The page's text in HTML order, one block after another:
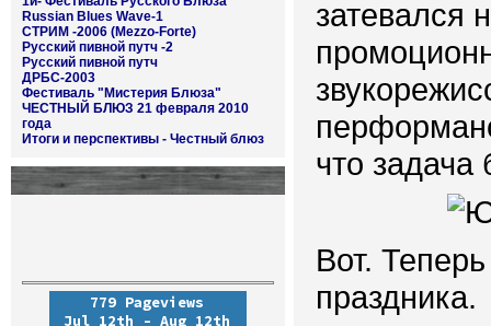
Russian Blues Wave-1
СТРИМ -2006 (Mezzo-Forte)
Русский пивной путч -2
Русский пивной путч
ДРБС-2003
Фестиваль "Мистерия Блюза"
ЧЕСТНЫЙ БЛЮЗ 21 февраля 2010
года
Итоги и перспективы - Честный блюз
затевался
что
Вот.
праздника.